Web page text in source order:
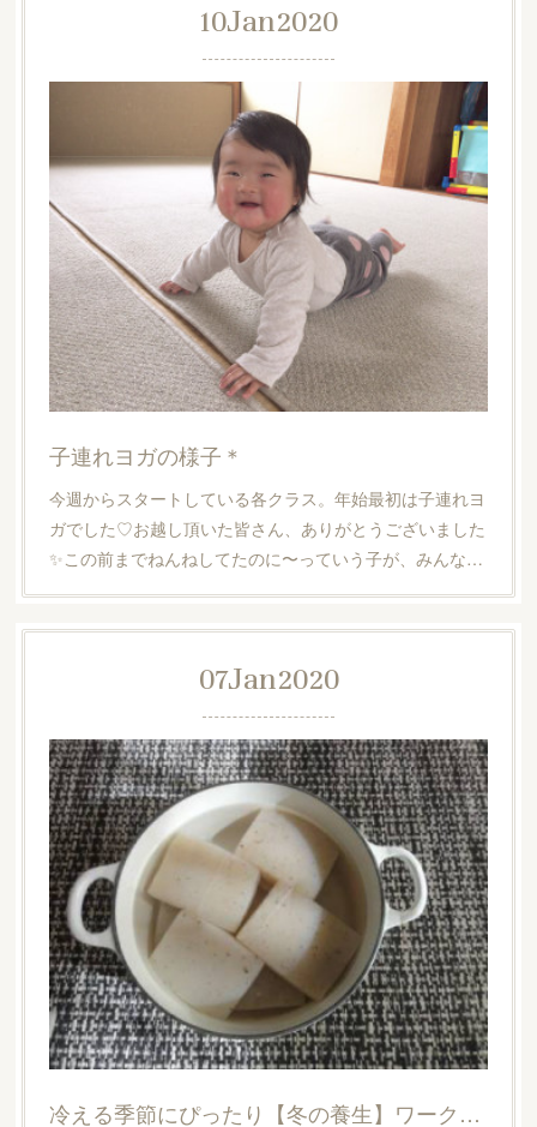
10Jan2020
子連れヨガの様子＊
今週からスタートしている各クラス。年始最初は子連れヨ
ガでした♡お越し頂いた皆さん、ありがとうございました
✨この前までねんねしてたのに〜っていう子が、みんな…
07Jan2020
冷える季節にぴったり【冬の養生】ワークショップのご案内